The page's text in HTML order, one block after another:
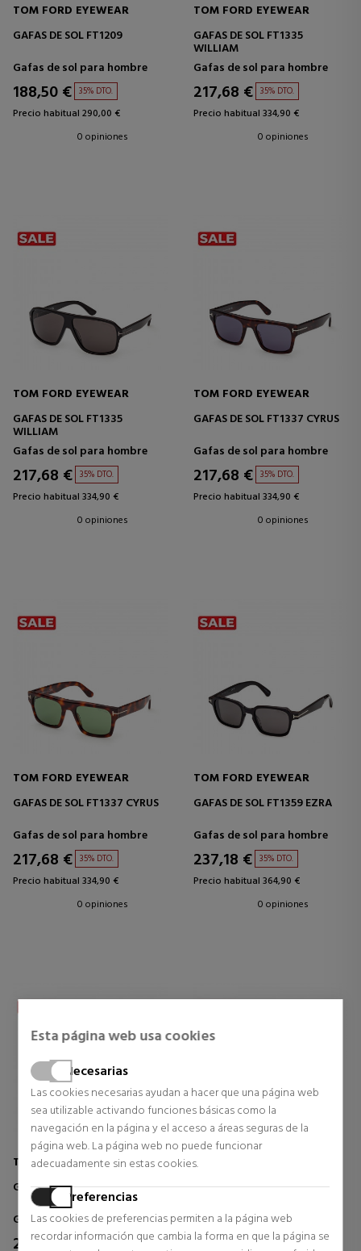
Esta página web usa cookies
Necesarias
Las cookies necesarias ayudan a hacer que una página web
sea utilizable activando funciones básicas como la
navegación en la página y el acceso a áreas seguras de la
página web. La página web no puede funcionar
adecuadamente sin estas cookies.
Preferencias
Las cookies de preferencias permiten a la página web
recordar información que cambia la forma en que la página se
TOM FORD EYEWEAR
GAFAS DE SOL FT1209
Gafas de sol para hombre
188,50 € 35% DTO.
Precio habitual 290,00 €
0 opiniones
TOM FORD EYEWEAR
GAFAS DE SOL FT1335
WILLIAM
Gafas de sol para hombre
217,68 € 35% DTO.
Precio habitual 334,90 €
0 opiniones
TOM FORD EYEWEAR
GAFAS DE SOL FT1335
WILLIAM
Gafas de sol para hombre
217,68 € 35% DTO.
Precio habitual 334,90 €
0 opiniones
TOM FORD EYEWEAR
GAFAS DE SOL FT1337 CYRUS
Gafas de sol para hombre
217,68 € 35% DTO.
Precio habitual 334,90 €
0 opiniones
TOM FORD EYEWEAR
GAFAS DE SOL FT1337 CYRUS
Gafas de sol para hombre
217,68 € 35% DTO.
Precio habitual 334,90 €
0 opiniones
TOM FORD EYEWEAR
GAFAS DE SOL FT1359 EZRA
Gafas de sol para hombre
237,18 € 35% DTO.
Precio habitual 364,90 €
0 opiniones
TOM FORD EYEWEAR
GAFAS DE SOL FT1359 EZRA
Gafas de sol para hombre
237,18 € 35% DTO.
TOM FORD EYEWEAR
GAFAS DE SOL FT1333 ANDY
Gafas de sol para hombre
217,68 € 35% DTO.